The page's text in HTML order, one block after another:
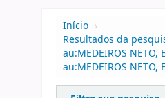
Início ›
Resultados da
au:MEDEIROS
au:MEDEIROS